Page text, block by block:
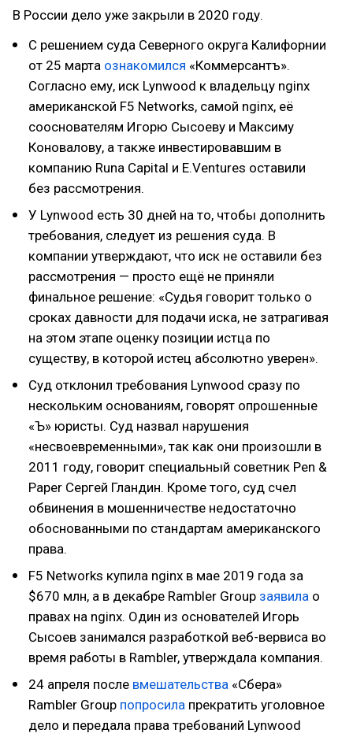
В России дело уже закрыли в 2020 году.
С решением суда Северного округа Калифорнии
от 25 марта ознакомился «Коммерсантъ».
Согласно ему, иск Lynwood к владельцу nginx
американской F5 Networks, самой nginx, её
сооснователям Игорю Сысоеву и Максиму
Коновалову, а также инвестировавшим в
компанию Runa Capital и E.Ventures оставили
без рассмотрения.
У Lynwood есть 30 дней на то, чтобы дополнить
требования, следует из решения суда. В
компании утверждают, что иск не оставили без
рассмотрения — просто ещё не приняли
финальное решение: «Судья говорит только о
сроках давности для подачи иска, не затрагивая
на этом этапе оценку позиции истца по
существу, в которой истец абсолютно уверен».
Суд отклонил требования Lynwood сразу по
нескольким основаниям, говорят опрошенные
«Ъ» юристы. Cуд назвал нарушения
«несвоевременными», так как они произошли в
2011 году, говорит специальный советник Pen &
Paper Сергей Гландин. Кроме того, суд счел
обвинения в мошенничестве недостаточно
обоснованными по стандартам американского
права.
F5 Networks купила nginx в мае 2019 года за
$670 млн, а в декабре Rambler Group заявила о
правах на nginx. Один из основателей Игорь
Сысоев занимался разработкой веб-вервиса во
время работы в Rambler, утверждала компания.
24 апреля после вмешательства «Сбера»
Rambler Group попросила прекратить уголовное
дело и передала права требований Lynwood